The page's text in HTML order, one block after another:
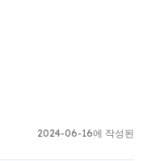
2024-06-16에 작성된